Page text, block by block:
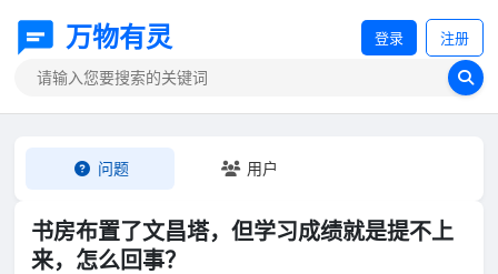
万物有灵 登录 注册
问题 用户
书房布置了文昌塔，但学习成绩就是提不上
来，怎么回事？